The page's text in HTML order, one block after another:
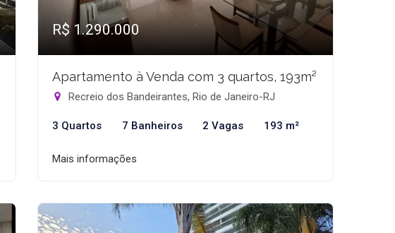
R$ 1.290.000
Apartamento à Venda com 3 quartos, 193m²
Recreio dos Bandeirantes, Rio de Janeiro-RJ
3 Quartos 7 Banheiros 2 Vagas 193 m²
Mais informações